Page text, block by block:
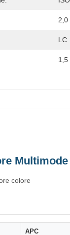
2,0
LC
1,5
colore
APC